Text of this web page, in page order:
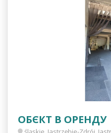
ОБЄКТ В ОРЕНДУ